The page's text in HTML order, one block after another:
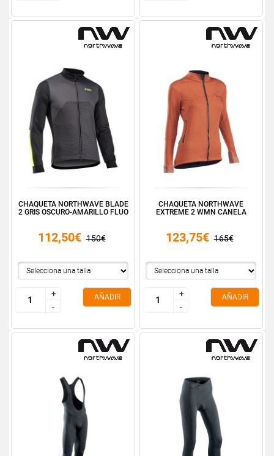
CHAQUETA NORTHWAVE BLADE
2 GRIS OSCURO-AMARILLO FLUO
112,50€ 150€
+
-
+
-
AÑADIR
CHAQUETA NORTHWAVE
EXTREME 2 WMN CANELA
123,75€ 165€
+
-
+
-
AÑADIR